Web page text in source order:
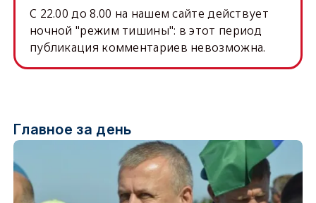
C 22.00 до 8.00 на нашем сайте действует
ночной "режим тишины": в этот период
публикация комментариев невозможна.
Главное за день